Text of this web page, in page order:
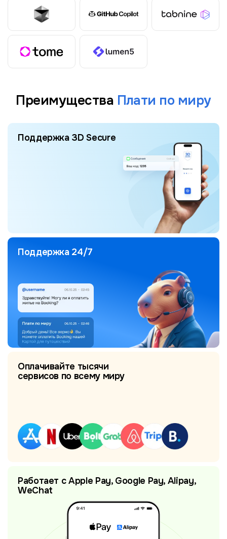
Преимущества Плати по миру
Поддержка 3D Secure
Поддержка 24/7
Оплачивайте тысячи
сервисов по всему миру
Работает с Apple Pay, Google Pay, Alipay,
WeChat